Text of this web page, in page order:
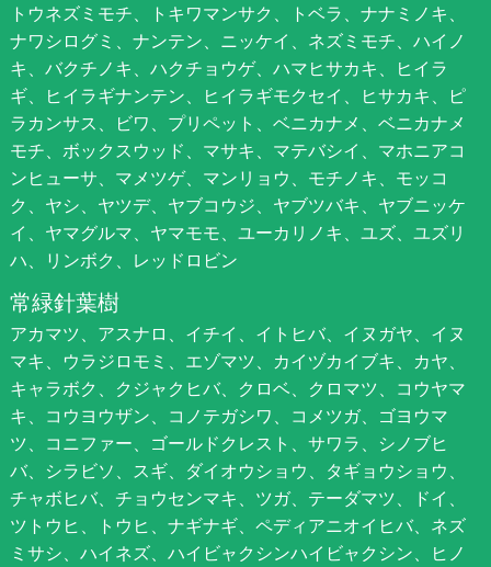
トウネズミモチ、トキワマンサク、トベラ、ナナミノキ、
ナワシログミ、ナンテン、ニッケイ、ネズミモチ、ハイノ
キ、バクチノキ、ハクチョウゲ、ハマヒサカキ、ヒイラ
ギ、ヒイラギナンテン、ヒイラギモクセイ、ヒサカキ、ピ
ラカンサス、ビワ、プリペット、ベニカナメ、ベニカナメ
モチ、ボックスウッド、マサキ、マテバシイ、マホニアコ
ンヒューサ、マメツゲ、マンリョウ、モチノキ、モッコ
ク、ヤシ、ヤツデ、ヤブコウジ、ヤブツバキ、ヤブニッケ
イ、ヤマグルマ、ヤマモモ、ユーカリノキ、ユズ、ユズリ
ハ、リンボク、レッドロビン
常緑針葉樹
アカマツ、アスナロ、イチイ、イトヒバ、イヌガヤ、イヌ
マキ、ウラジロモミ、エゾマツ、カイヅカイブキ、カヤ、
キャラボク、クジャクヒバ、クロベ、クロマツ、コウヤマ
キ、コウヨウザン、コノテガシワ、コメツガ、ゴヨウマ
ツ、コニファー、ゴールドクレスト、サワラ、シノブヒ
バ、シラビソ、スギ、ダイオウショウ、タギョウショウ、
チャボヒバ、チョウセンマキ、ツガ、テーダマツ、ドイ、
ツトウヒ、トウヒ、ナギナギ、ペディアニオイヒバ、ネズ
ミサシ、ハイネズ、ハイビャクシンハイビャクシン、ヒノ